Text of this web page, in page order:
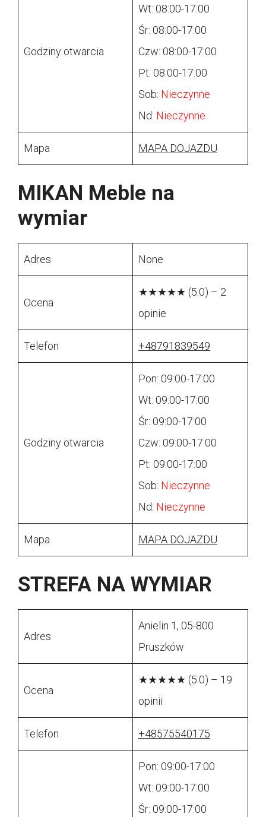
Godziny otwarcia
Wt: 08:00-17:00
Śr: 08:00-17:00
Czw: 08:00-17:00
Pt: 08:00-17:00
Sob: Nieczynne
Nd: Nieczynne
Mapa MAPA DOJAZDU
MIKAN Meble na
wymiar
Adres None
Ocena
★★★★★ (5.0) – 2
opinie
Telefon +48791839549
Godziny otwarcia
Pon: 09:00-17:00
Wt: 09:00-17:00
Śr: 09:00-17:00
Czw: 09:00-17:00
Pt: 09:00-17:00
Sob: Nieczynne
Nd: Nieczynne
Mapa MAPA DOJAZDU
STREFA NA WYMIAR
Adres
Anielin 1, 05-800
Pruszków
Ocena
★★★★★ (5.0) – 19
opinii
Telefon +48575540175
Pon: 09:00-17:00
Wt: 09:00-17:00
Śr: 09:00-17:00